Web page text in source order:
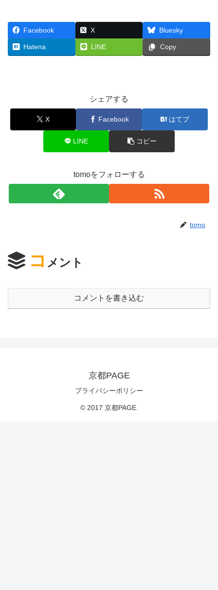
Facebook X Bluesky
Hatena LINE Copy
シェアする
X Facebook はてブ
LINE コピー
tomoをフォローする
tomo
コ メント
コメントを書き込む
京都PAGE
プライバシーポリシー
© 2017 京都PAGE.